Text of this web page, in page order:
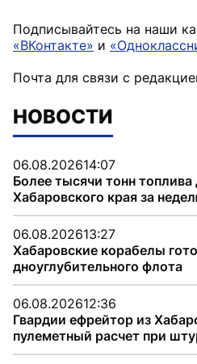
Подписывайтесь на наши
«ВКонтакте» и
Почта для связи с
НОВОСТИ
06.08.202614:07
Более тысячи тонн топлива
Хабаровского края за
06.08.202613:27
Хабаровские корабелы
дноуглубительного флота
06.08.202612:36
Гвардии ефрейтор из
пулеметный расчет при